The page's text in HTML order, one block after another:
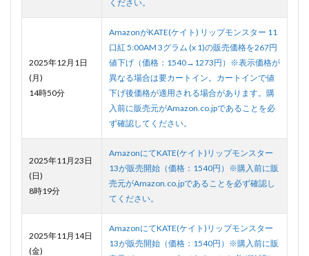
ください。
2025年12月1日
(月)
14時50分
AmazonがKATE(ケイト) リップモンスター 11
口紅 5:00AM 3グラム (x 1)の販売価格を267円
値下げ（価格：1540→1273円）※表示価格が
異なる場合は要カートイン。カートインで値
下げ後価格が適用される場合があります。購
入前に販売元がAmazon.co.jpであることを必
ず確認してください。
2025年11月23日
(日)
8時19分
AmazonにてKATE(ケイト)リップモンスター
13が販売開始（価格：1540円）※購入前に販
売元がAmazon.co.jpであることを必ず確認し
てください。
2025年11月14日
(金)
AmazonにてKATE(ケイト)リップモンスター
13が販売開始（価格：1540円）※購入前に販